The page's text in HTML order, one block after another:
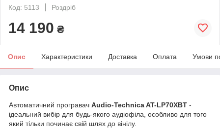
Код: 5113
Роздріб
14 190 ₴
Опис Характеристики Доставка Оплата Умови
Опис
Автоматичний програвач Audio-Technica AT-LP70XBT -
ідеальний вибір для будь-якого аудіофіла, особливо для того
який тільки починає свій шлях до вінілу.